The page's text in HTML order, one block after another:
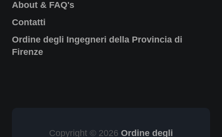
About & FAQ's
Contatti
Ordine degli Ingegneri della Provincia di
Firenze
Copyright © 2026 Ordine degli